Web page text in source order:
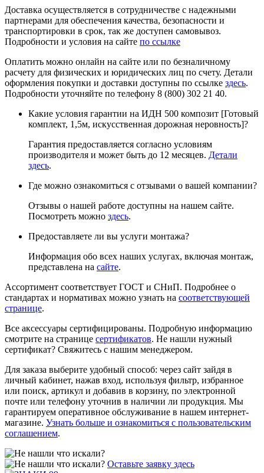
Доставка осуществляется в сотрудничестве с надежными
партнерами для обеспечения качества, безопасности и
транспортировки в срок, так же доступен самовывоз.
Подробности и условия на сайте по ссылке
Оплатить можно онлайн на сайте или по безналичному
расчету для физических и юридических лиц по счету. Детали
оформления покупки и доставки доступны по ссылке здесь.
Подробности уточняйте по телефону 8 (800) 302 21 40.
Какие условия гарантии на ИДН 500 композит [Готовый
комплект, 1,5м, искусственная дорожная неровность]?
Гарантия предоставляется согласно условиям
производителя и может быть до 12 месяцев. Детали
здесь.
Где можно ознакомиться с отзывами о вашей компании?
Отзывы о нашей работе доступны на нашем сайте.
Посмотреть можно здесь.
Предоставляете ли вы услуги монтажа?
Информация обо всех наших услугах, включая монтаж,
представлена на сайте.
Ассортимент соответствует ГОСТ и СНиП. Подробнее о
стандартах и нормативах можно узнать на соответствующей
странице.
Все аксессуары сертифицированы. Подробную информацию
смотрите на странице сертификатов. Не нашли нужный
сертификат? Свяжитесь с нашим менеджером.
Для заказа выберите удобный способ: через сайт зайдя в
личный кабинет, нажав вход, используя фильтр, избранное
или поиск, артикул и добавив в корзину, по электронной
почте или телефону уточнив в наличии ли продукция. Мы
гарантируем оперативное обслуживание в нашем интернет-
магазине. Узнать больше и ознакомиться с пользовательским
соглашением.
Оставьте заявку здесь